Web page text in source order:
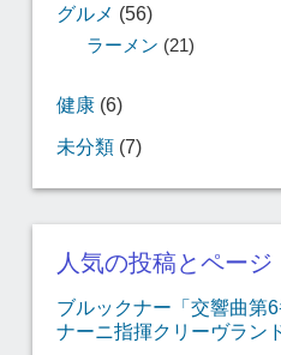
グルメ (56)
ラーメン (21)
健康(6)
未分類(7)
人気の投稿とページ
ブルックナー「交響
ナーニ指揮クリーヴラン